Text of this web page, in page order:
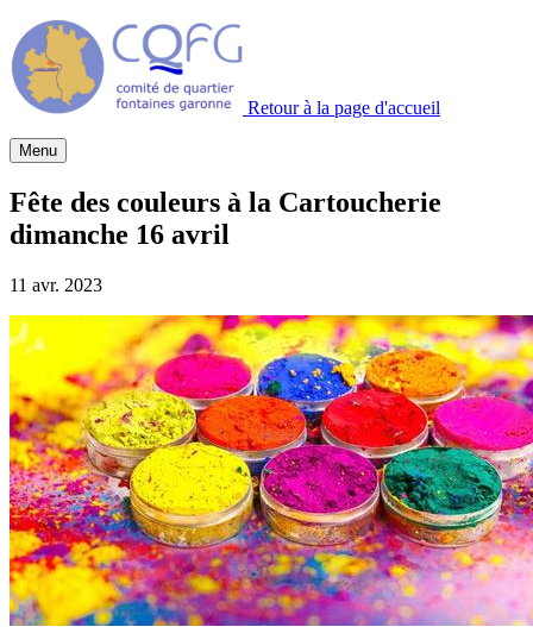
Retour à la page d'accueil
Menu
Fête des couleurs à la Cartoucherie
dimanche 16 avril
11 avr. 2023